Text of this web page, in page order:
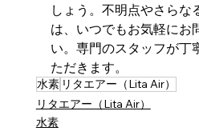
しょう。不明点やさらな
は、いつでもお気軽にお
い。専門のスタッフが丁
ただきます。
水素 リタエアー（Lita Air）
リタエアー（Lita Air）
水素